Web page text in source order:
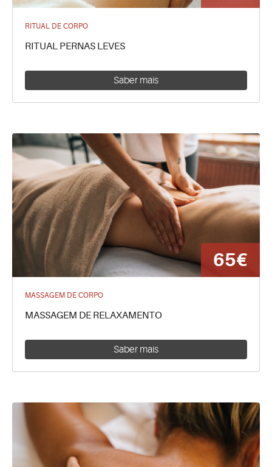
RITUAL DE CORPO
RITUAL PERNAS LEVES
Saber mais
65€
MASSAGEM DE CORPO
MASSAGEM DE RELAXAMENTO
Saber mais